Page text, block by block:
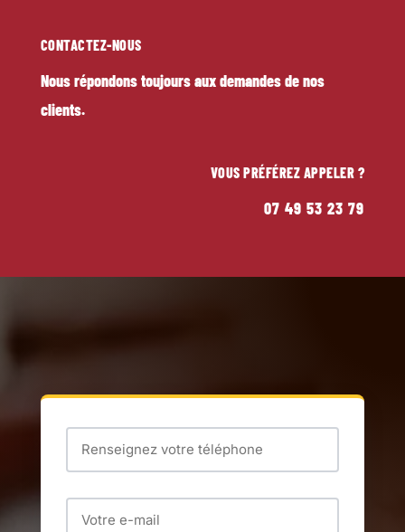
CONTACTEZ-NOUS
Nous répondons toujours aux demandes de nos
clients.
VOUS PRÉFÉREZ APPELER ?
07 49 53 23 79